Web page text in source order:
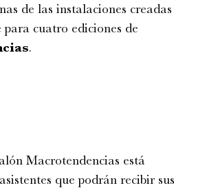
de las instalaciones creadas
para cuatro ediciones de
.
Macrotendencias está
que podrán recibir sus